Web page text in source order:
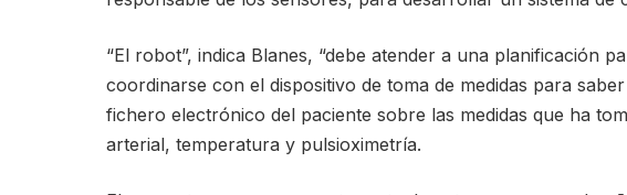
“El robot”, indica Blanes, “debe atender a una planificación
coordinarse con el dispositivo de toma de medidas para
fichero electrónico del paciente sobre las medidas que ha
arterial, temperatura y pulsioximetría.